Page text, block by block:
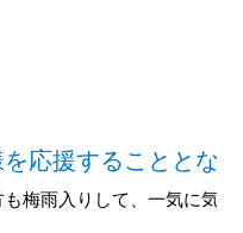
応援することとな
梅雨入りして、一気に気